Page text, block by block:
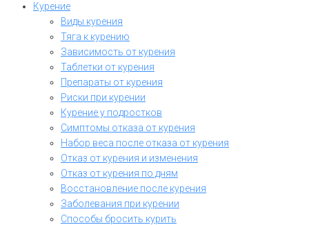
Курение
Виды курения
Тяга к курению
Зависимость от курения
Таблетки от курения
Препараты от курения
Риски при курении
Курение у подростков
Симптомы отказа от курения
Набор веса после отказа от курения
Отказ от курения и изменения
Отказ от курения по дням
Восстановление после курения
Заболевания при курении
Способы бросить курить